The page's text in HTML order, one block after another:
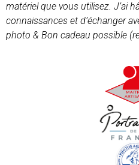
matériel que vous utilisez. J’ai
connaissances et d’échanger
photo & Bon cadeau possible